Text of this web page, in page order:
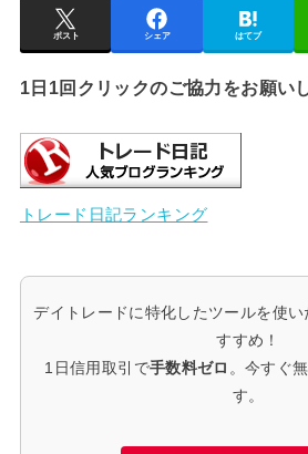
ポスト シェア はてブ
1日1回クリックのご協力をお願い
トレード日記ランキング
デイトレードに特化したツールを使
すすめ！
1日信用取引で手数料ゼロ 。今すぐ
す。